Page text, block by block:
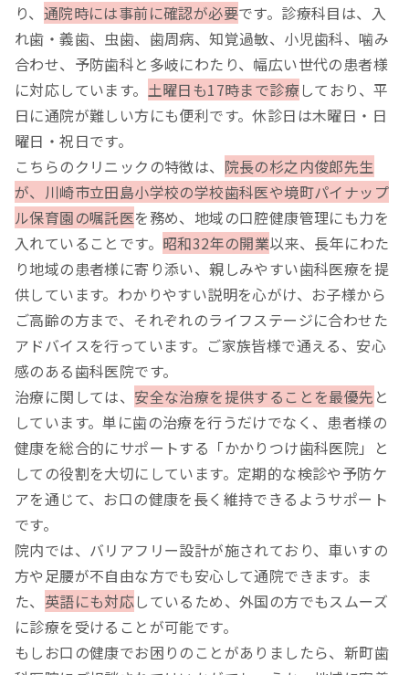
り、 通院時には事前に確認が必要です。診療科目は、入
れ歯・義歯、虫歯、歯周病、知覚過敏、小児歯科、噛み
合わせ、予防歯科と多岐にわたり、幅広い世代の患者様
に対応しています。 土曜日も17時まで診療 しており、平
日に通院が難しい方にも便利です。休診日は木曜日・日
曜日・祝日です。
こちらのクリニックの特徴は、 院長の杉之内俊郎先生
が、川崎市立田島小学校の学校歯科医や境町パイナップ
ル保育園の嘱託医を務め、地域の口腔健康管理にも力を
入れていることです。 昭和32年の開業以来、長年にわた
り地域の患者様に寄り添い、親しみやすい歯科医療を提
供しています。わかりやすい説明を心がけ、お子様から
ご高齢の方まで、それぞれのライフステージに合わせた
アドバイスを行っています。ご家族皆様で通える、安心
感のある歯科医院です。
治療に関しては、 安全な治療を提供することを最優先 と
しています。単に歯の治療を行うだけでなく、患者様の
健康を総合的にサポートする「かかりつけ歯科医院」と
しての役割を大切にしています。定期的な検診や予防ケ
アを通じて、お口の健康を長く維持できるようサポート
です。
院内では、バリアフリー設計が施されており、車いすの
方や足腰が不自由な方でも安心して通院できます。ま
た、 英語にも対応しているため、外国の方でもスムーズ
に診療を受けることが可能です。
もしお口の健康でお困りのことがありましたら、新町歯